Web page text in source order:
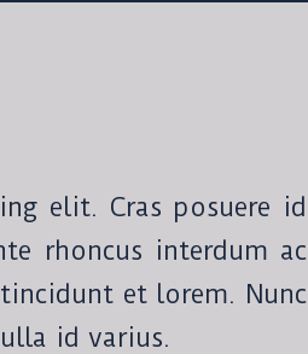
elit. Cras posuere id
rhoncus interdum ac
et lorem. Nunc
id varius.